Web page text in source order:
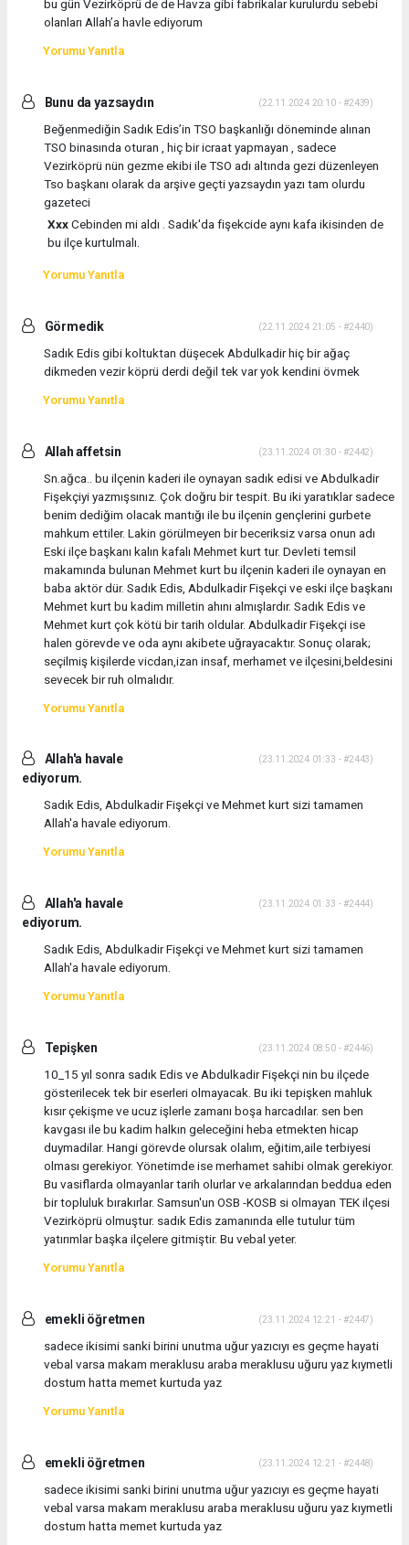
bu gün Vezirköprü de de Havza gibi fabrikalar kurulurdu sebebi
olanları Allah’a havle ediyorum
Yorumu Yanıtla
Bunu da yazsaydın (22.11.2024 20:10 - #2439)
Beğenmediğin Sadık Edis’in TSO başkanlığı döneminde alınan
TSO binasında oturan , hiç bir icraat yapmayan , sadece
Vezirköprü nün gezme ekibi ile TSO adı altında gezi düzenleyen
Tso başkanı olarak da arşive geçti yazsaydın yazı tam olurdu
gazeteci
XxxCebinden mi aldı . Sadık'da fişekcide aynı kafa ikisinden de
bu ilçe kurtulmalı.
Yorumu Yanıtla
Görmedik (22.11.2024 21:05 - #2440)
Sadık Edis gibi koltuktan düşecek Abdulkadir hiç bir ağaç
dikmeden vezir köprü derdi değil tek var yok kendini övmek
Yorumu Yanıtla
Allah affetsin (23.11.2024 01:30 - #2442)
Sn.ağca.. bu ilçenin kaderi ile oynayan sadık edisi ve Abdulkadir
Fişekçiyi yazmışsınız. Çok doğru bir tespit. Bu iki yaratıklar sadece
benim dediğim olacak mantığı ile bu ilçenin gençlerini gurbete
mahkum ettiler. Lakin görülmeyen bir beceriksiz varsa onun adı
Eski ilçe başkanı kalın kafalı Mehmet kurt tur. Devleti temsil
makamında bulunan Mehmet kurt bu ilçenin kaderi ile oynayan en
baba aktör dür. Sadık Edis, Abdulkadir Fişekçi ve eski ilçe başkanı
Mehmet kurt bu kadim milletin ahını almışlardır. Sadık Edis ve
Mehmet kurt çok kötü bir tarih oldular. Abdulkadir Fişekçi ise
halen görevde ve oda aynı akibete uğrayacaktır. Sonuç olarak;
seçilmiş kişilerde vicdan,izan insaf, merhamet ve ilçesini,beldesini
sevecek bir ruh olmalıdır.
Yorumu Yanıtla
Allah'a havale
ediyorum.
(23.11.2024 01:33 - #2443)
Sadık Edis, Abdulkadir Fişekçi ve Mehmet kurt sizi tamamen
Allah'a havale ediyorum.
Yorumu Yanıtla
Allah'a havale
ediyorum.
(23.11.2024 01:33 - #2444)
Sadık Edis, Abdulkadir Fişekçi ve Mehmet kurt sizi tamamen
Allah'a havale ediyorum.
Yorumu Yanıtla
Tepişken (23.11.2024 08:50 - #2446)
10_15 yıl sonra sadık Edis ve Abdulkadir Fişekçi nin bu ilçede
gösterilecek tek bir eserleri olmayacak. Bu iki tepişken mahluk
kısır çekişme ve ucuz işlerle zamanı boşa harcadılar. sen ben
kavgası ile bu kadim halkın geleceğini heba etmekten hicap
duymadilar. Hangi görevde olursak olalım, eğitim,aile terbiyesi
olması gerekiyor. Yönetimde ise merhamet sahibi olmak gerekiyor.
Bu vasiflarda olmayanlar tarih olurlar ve arkalarından beddua eden
bir topluluk bırakırlar. Samsun'un OSB -KOSB si olmayan TEK ilçesi
Vezirköprü olmuştur. sadık Edis zamanında elle tutulur tüm
yatırımlar başka ilçelere gitmiştir. Bu vebal yeter.
Yorumu Yanıtla
emekli öğretmen (23.11.2024 12:21 - #2447)
sadece ikisimi sanki birini unutma uğur yazıcıyı es geçme hayati
vebal varsa makam meraklusu araba meraklusu uğuru yaz kıymetli
dostum hatta memet kurtuda yaz
Yorumu Yanıtla
emekli öğretmen (23.11.2024 12:21 - #2448)
sadece ikisimi sanki birini unutma uğur yazıcıyı es geçme hayati
vebal varsa makam meraklusu araba meraklusu uğuru yaz kıymetli
dostum hatta memet kurtuda yaz